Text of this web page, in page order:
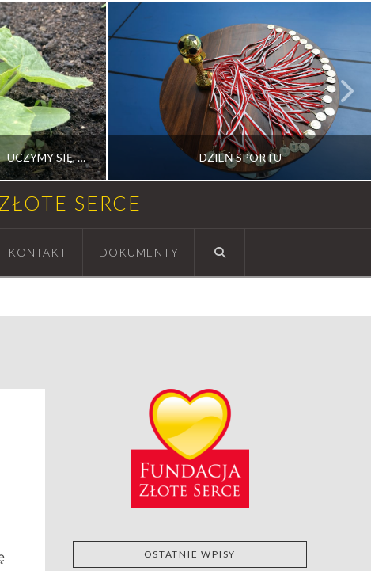
OD NASIONKA DO PLONU – UCZYMY SIĘ, PRACUJEMY I ROZWIJAMY RAZEM DZIEŃ SPORTU
SERCE
KONTAKT DOKUMENTY
OSTATNIE WPISY